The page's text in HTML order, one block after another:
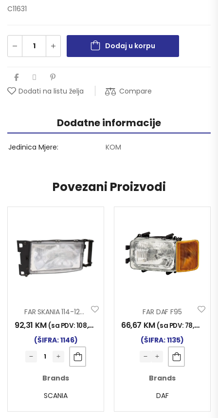
C11631
Dodaj u korpu
Dodati na listu želja Compare
Dodatne informacije
Jedinica Mjere KOM
Povezani Proizvodi
FAR SKANIA 114-124 LIJEVI
92,31 KM (sa PDV:108,00
(ŠIFRA: 1146)
Brands
SCANIA
FAR DAF F95
66,67 KM (sa PDV: 78,00
(ŠIFRA: 1135)
Brands
DAF